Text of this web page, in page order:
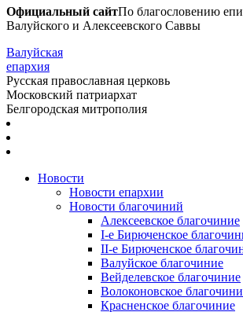
Официальный сайтПо благословению
Валуйского и Алексеевского Саввы
Валуйская
епархия
Русская православная церковь
Московский патриархат
Белгородская митрополия
Новости
Новости епархии
Новости благочиний
Алексеевское благочиние
I-е Бирюченское
II-е Бирюченское
Валуйское благочиние
Вейделевское благочиние
Волоконовское
Красненское благочиние